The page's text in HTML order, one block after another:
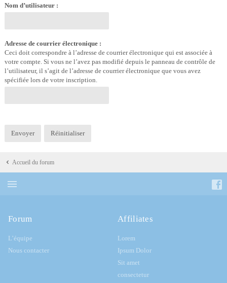
Nom d’utilisateur :
Adresse de courrier électronique :
Ceci doit correspondre à l’adresse de courrier électronique qui est associée à
votre compte. Si vous ne l’avez pas modifié depuis le panneau de contrôle de
l’utilisateur, il s’agit de l’adresse de courrier électronique que vous avez
spécifiée lors de votre inscription.
Accueil du forum
Forum
L’équipe
Nous contacter
Affiliates
Lorem
Ipsum Dolor
Sit amet
consectetur